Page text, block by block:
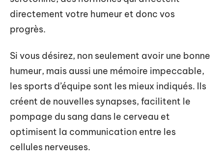
directement votre humeur et donc vos
progrès.
Si vous désirez, non seulement avoir une bonne
humeur, mais aussi une mémoire impeccable,
les sports d’équipe sont les mieux indiqués. Ils
créent de nouvelles synapses, facilitent le
pompage du sang dans le cerveau et
optimisent la communication entre les
cellules nerveuses.